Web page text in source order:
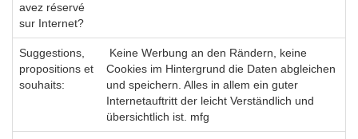
avez réservé
sur Internet?
Suggestions,
propositions et
souhaits:
Keine Werbung an den Rändern, keine
Cookies im Hintergrund die Daten abgleichen
und speichern. Alles in allem ein guter
Internetauftritt der leicht Verständlich und
übersichtlich ist. mfg